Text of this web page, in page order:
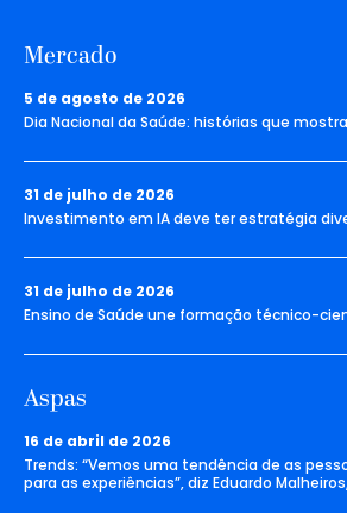
Mercado
5 de agosto de 2026
Dia Nacional da Saúde: histórias que
31 de julho de 2026
Investimento em IA deve ter estratégia
31 de julho de 2026
Ensino de Saúde une formação técnico-
Aspas
16 de abril de 2026
Trends: “Vemos uma tendência de as
para as experiências”, diz Eduardo